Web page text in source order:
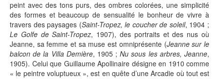
peint avec des tons purs, des ombres colorées, une simplicité
des formes et beaucoup de sensualité le bonheur de vivre à
travers des paysages (Saint-Tropez, le coucher de soleil, 1904 ;
Le Golfe de Saint-Tropez, 1907), des portraits et des nus où
Jeanne, sa femme et sa muse est omniprésente (Jeanne sur le
balcon de la Villa Demière, 1905 ;Nu sous les arbres, Jeanne,
1905). Celui que Guillaume Apollinaire désigne en 1910 comme
« le peintre voluptueux », est en quête d’une Arcadie où tout est